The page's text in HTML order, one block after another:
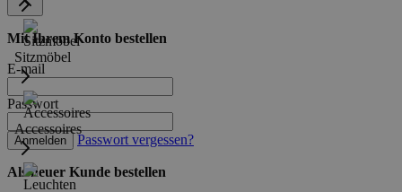
Sitzmöbel
Accessoires
Mit Ihrem Konto bestellen
E-mail
Passwort
Anmelden Passwort vergessen?
Als neuer Kunde bestellen